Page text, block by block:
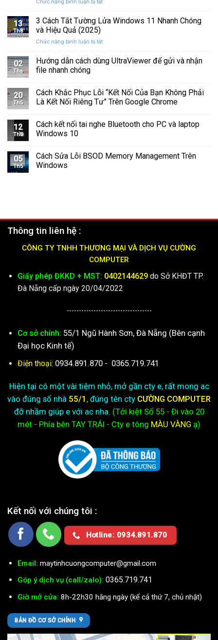
Cứng
Hỏng
Hình
Giác
Trên
C
Chức năng bình luận bị tắtở
Sửa
Âm
Khi
11
13
Th8
3 Cách Tắt Tường Lửa Windows 11 Nhanh Chóng
và Hiệu Quả (2025)
Chức năng bình luận bị tắtở
Cách
Tắt
Windows
11
và
02
Th6
Hướng dẫn cách dùng UltraViewer để gửi và nhận
file nhanh chóng
20
Th5
Cách Khắc Phục Lỗi “Kết Nối Của Bạn Không Phải
Là Kết Nối Riêng Tư” Trên Google Chrome
12
Th5
Cách kết nối tai nghe Bluetooth cho PC và laptop
Windows 10
05
Th5
Cách Sửa Lỗi BSOD Memory Management Trên
Windows
Thông tin liên hệ :
CÔNG TY TNHH THƯƠNG MẠI VÀ DỊCH VỤ CƯỜNG
COMPUTER
Giấy phép ĐKKD + MST: 0402144629do Sở KHĐT TP.
Đà Nẵng cấp ngày 20/04/2022
-----------------------------------
Cơ sở chính: 55/1 Ngũ Hành Sơn, Đà Nẵng (Bên cạnh
Đại học Kinh tế)
Điện thoại: 0934.891.870 - 0365.719.741
Hiện tại có một vài tiệm nhỏ, mở gần cty e, rất mong ac
vào đúng số nhà 55/1 , đúng tên cty CƯỜNG COMPUTER
đỡ nhầm giúp e với ac nha. (Tới kiệtSố 55 - Đi vào 20
mét - Phía bên TAY TRÁI - Cty e tông MÀU VÀNG ạ)
Kết nối với chúng tôi :
Hotline: 0934.891.870
Email: maytinhcuongcomputer@gmail.com
Góp ý dịch vụ (call/zalo): 0365.719.741
Giờ mở cửa: 8h-22h30 hằng ngày (kể cả thứ 7, chủ nhật)
BẢN ĐỒ CƠ SỞ CHÍNH